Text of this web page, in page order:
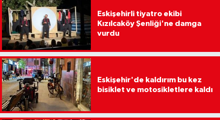
Eskişehirli tiyatro ekibi
Kızılcaköy Şenliği'ne damga
vurdu
Eskişehir'de kaldırım bu kez
bisiklet ve motosikletlere kaldı